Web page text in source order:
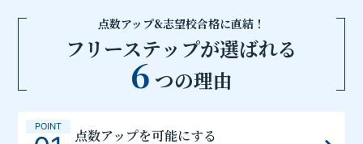
点数アップ&志望校合格に直結！
フリーステップが選ばれる
6 つの理由
POINT 点数アップを可能にする